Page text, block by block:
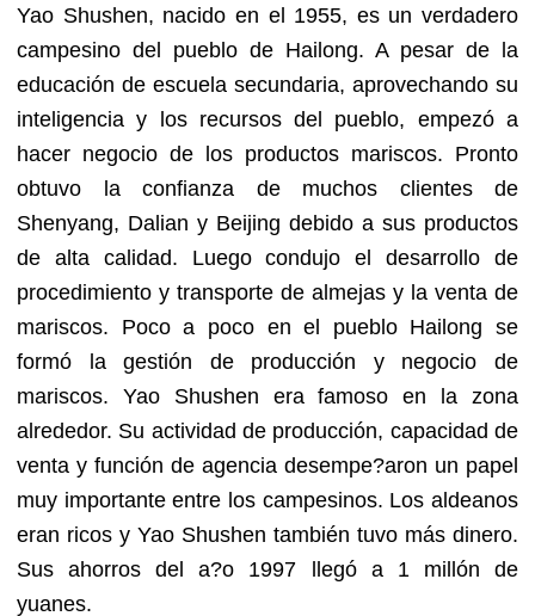
Yao Shushen, nacido en el 1955, es un verdadero
campesino del pueblo de Hailong. A pesar de la
educación de escuela secundaria, aprovechando su
inteligencia y los recursos del pueblo, empezó a
hacer negocio de los productos mariscos. Pronto
obtuvo la confianza de muchos clientes de
Shenyang, Dalian y Beijing debido a sus productos
de alta calidad. Luego condujo el desarrollo de
procedimiento y transporte de almejas y la venta de
mariscos. Poco a poco en el pueblo Hailong se
formó la gestión de producción y negocio de
mariscos. Yao Shushen era famoso en la zona
alrededor. Su actividad de producción, capacidad de
venta y función de agencia desempe?aron un papel
muy importante entre los campesinos. Los aldeanos
eran ricos y Yao Shushen también tuvo más dinero.
Sus ahorros del a?o 1997 llegó a 1 millón de
yuanes.